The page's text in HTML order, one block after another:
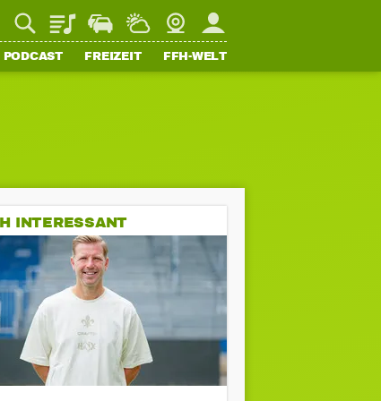
PlaylistStaupilotWetterWebcamMein FFH
PODCAST FREIZEIT FFH-WELT
INTERESSANT